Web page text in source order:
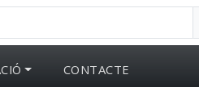
CONTACTE